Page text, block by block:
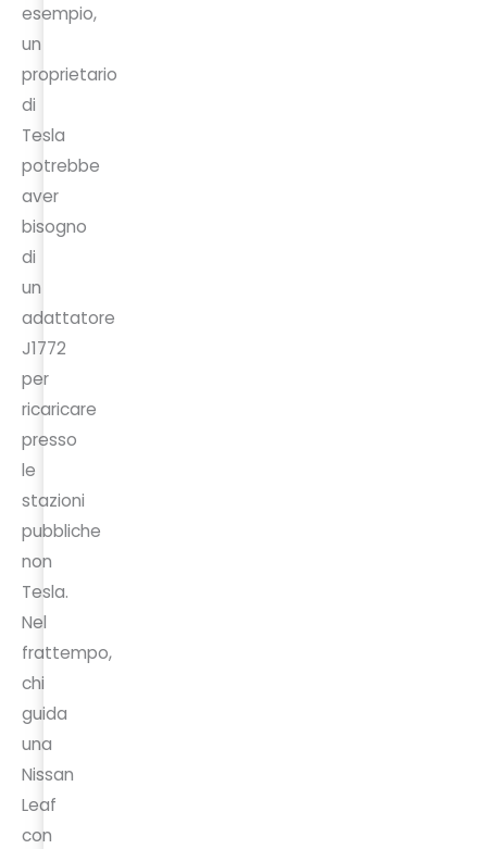
esempio,
un
proprietario
di
Tesla
potrebbe
aver
bisogno
di
un
adattatore
J1772
per
ricaricare
presso
le
stazioni
pubbliche
non
Tesla.
Nel
frattempo,
chi
guida
una
Nissan
Leaf
con